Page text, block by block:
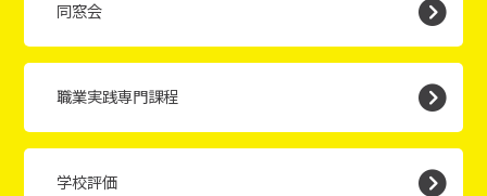
同窓会
職業実践専門課程
学校評価